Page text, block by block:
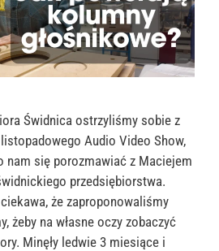
Świdnica ostrzyliśmy sobie z
Audio Video Show,
nam się porozmawiać z Maciejem
przedsiębiorstwa.
że zaproponowaliśmy
żeby na własne oczy zobaczyć
Minęły ledwie 3 miesiące i